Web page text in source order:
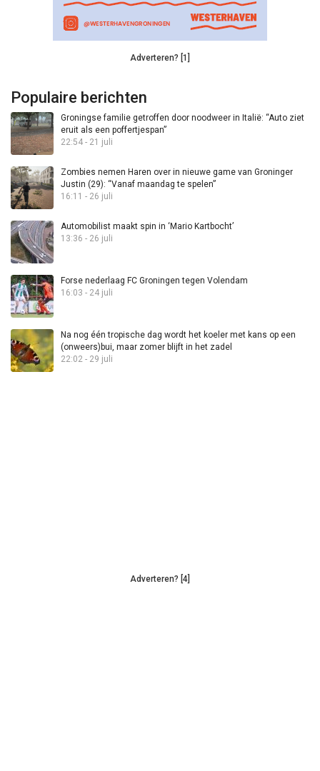
Adverteren? [1]
Populaire berichten
Groningse familie getroffen door noodweer in Italië: “Auto ziet
eruit als een poffertjespan”
22:54 - 21 juli
Zombies nemen Haren over in nieuwe game van Groninger
Justin (29): “Vanaf maandag te spelen”
16:11 - 26 juli
Automobilist maakt spin in ‘Mario Kartbocht’
13:36 - 26 juli
Forse nederlaag FC Groningen tegen Volendam
16:03 - 24 juli
Na nog één tropische dag wordt het koeler met kans op een
(onweers)bui, maar zomer blijft in het zadel
22:02 - 29 juli
Adverteren? [4]